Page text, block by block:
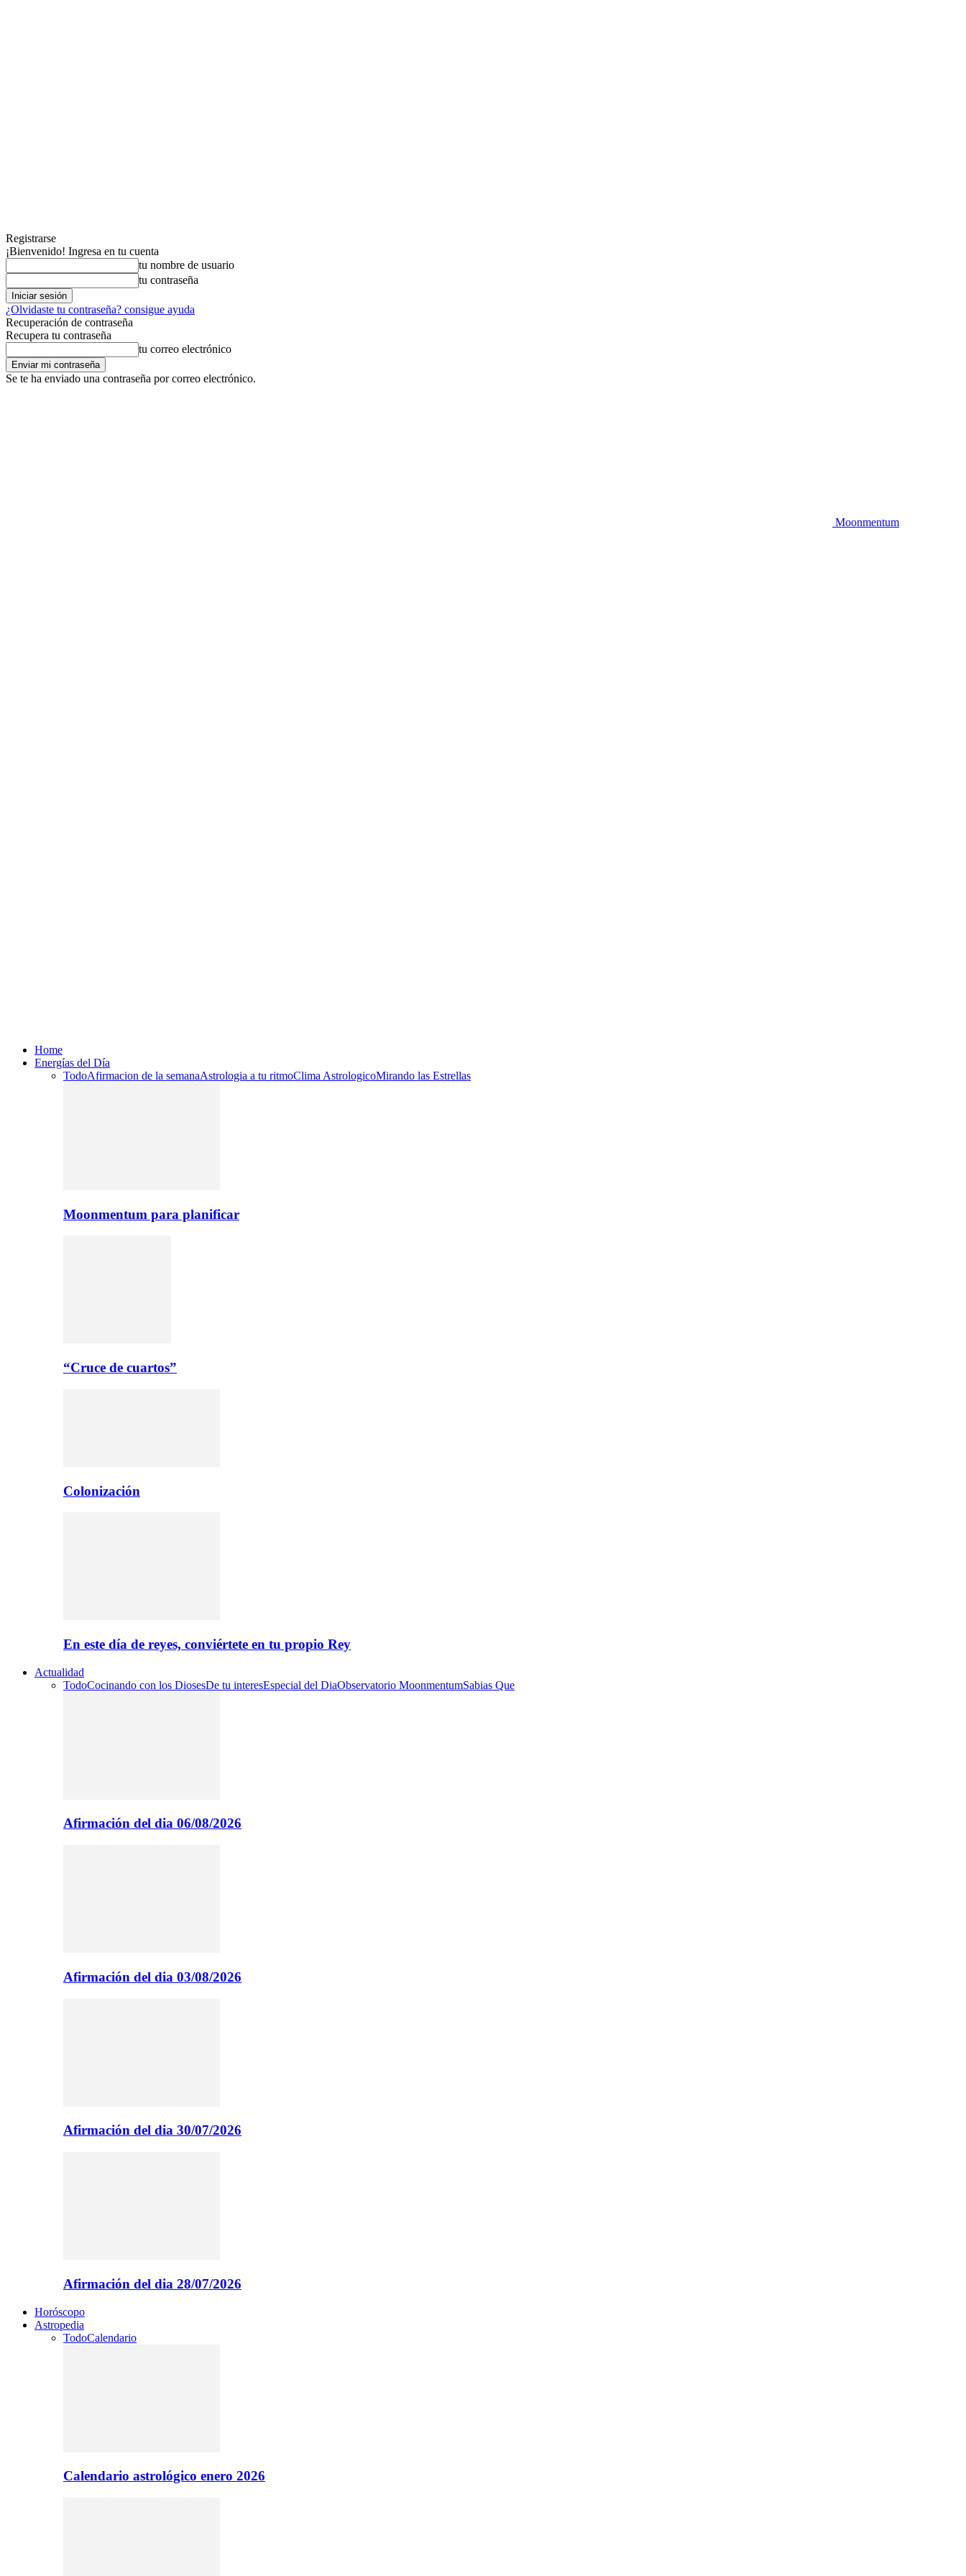
Registrarse
¡Bienvenido! Ingresa en tu cuenta
tu nombre de usuario
tu contraseña
¿Olvidaste tu contraseña? consigue ayuda
Recuperación de contraseña
Recupera tu contraseña
tu correo electrónico
Se te ha enviado una contraseña por correo electrónico.
Moonmentum
Home
Energías del Día
TodoAfirmacion de la semanaAstrologia a tu ritmoClima AstrologicoMirando las Estrellas
Moonmentum para planificar
“Cruce de cuartos”
Colonización
En este día de reyes, conviértete en tu propio Rey
Actualidad
TodoCocinando con los DiosesDe tu interesEspecial del DiaObservatorio MoonmentumSabias Que
Afirmación del dia 06/08/2026
Afirmación del dia 03/08/2026
Afirmación del dia 30/07/2026
Afirmación del dia 28/07/2026
Horóscopo
Astropedia
TodoCalendario
Calendario astrológico enero 2026